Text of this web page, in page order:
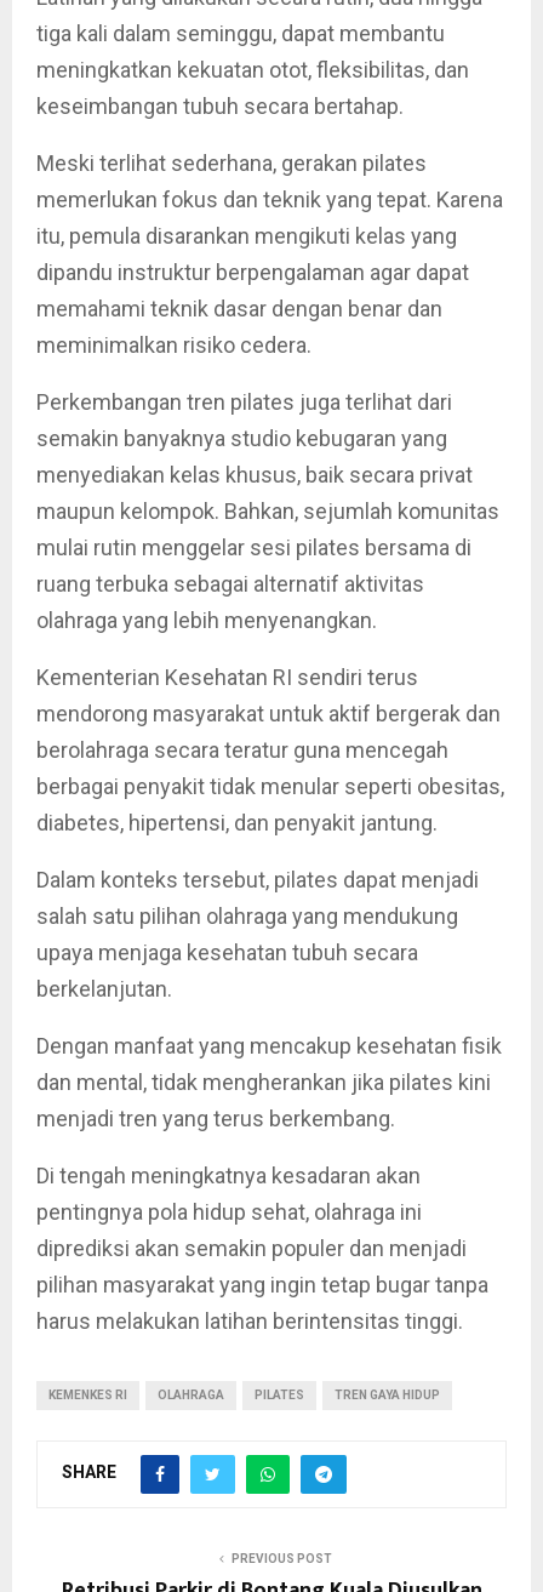
tiga kali dalam seminggu, dapat membantu
meningkatkan kekuatan otot, fleksibilitas, dan
keseimbangan tubuh secara bertahap.
Meski terlihat sederhana, gerakan pilates
memerlukan fokus dan teknik yang tepat. Karena
itu, pemula disarankan mengikuti kelas yang
dipandu instruktur berpengalaman agar dapat
memahami teknik dasar dengan benar dan
meminimalkan risiko cedera.
Perkembangan tren pilates juga terlihat dari
semakin banyaknya studio kebugaran yang
menyediakan kelas khusus, baik secara privat
maupun kelompok. Bahkan, sejumlah komunitas
mulai rutin menggelar sesi pilates bersama di
ruang terbuka sebagai alternatif aktivitas
olahraga yang lebih menyenangkan.
Kementerian Kesehatan RI sendiri terus
mendorong masyarakat untuk aktif bergerak dan
berolahraga secara teratur guna mencegah
berbagai penyakit tidak menular seperti obesitas,
diabetes, hipertensi, dan penyakit jantung.
Dalam konteks tersebut, pilates dapat menjadi
salah satu pilihan olahraga yang mendukung
upaya menjaga kesehatan tubuh secara
berkelanjutan.
Dengan manfaat yang mencakup kesehatan fisik
dan mental, tidak mengherankan jika pilates kini
menjadi tren yang terus berkembang.
Di tengah meningkatnya kesadaran akan
pentingnya pola hidup sehat, olahraga ini
diprediksi akan semakin populer dan menjadi
pilihan masyarakat yang ingin tetap bugar tanpa
harus melakukan latihan berintensitas tinggi.
KEMENKES RI OLAHRAGA PILATES TREN GAYA HIDUP
SHARE
PREVIOUS POST